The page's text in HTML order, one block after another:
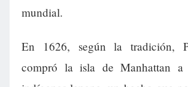
mundial.
En 1626, según la tradición,
compró la isla de Manhattan a